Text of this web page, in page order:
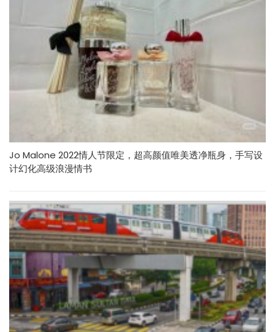
Jo Malone 2022情人节限定，超高颜值唯美透净瓶身，手写设
计幻化高级浪漫情书